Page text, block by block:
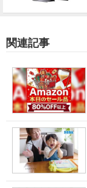
関連記事